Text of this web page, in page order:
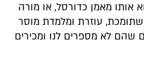
אותו מאמן כדורסל, או מורה
עוזרת ומלמדת מוסר
שהם לא מספרים לנו ומכירים